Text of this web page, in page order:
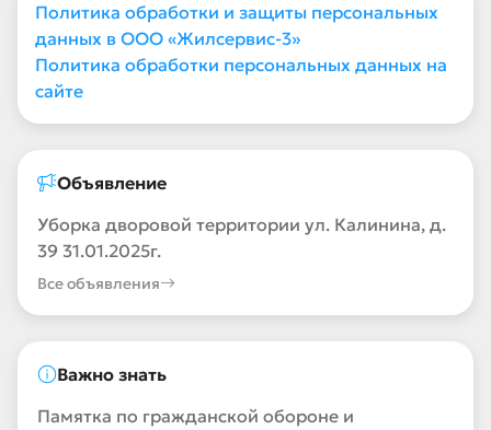
Политика обработки и защиты персональных
данных в ООО «Жилсервис-3»
Политика обработки персональных данных на
сайте
Объявление
Уборка дворовой территории ул. Калинина, д.
39 31.01.2025г.
Все объявления
Важно знать
Памятка по гражданской обороне и